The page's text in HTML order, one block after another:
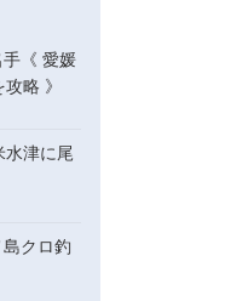
手《 愛媛
略 》
水津に尾
島クロ釣